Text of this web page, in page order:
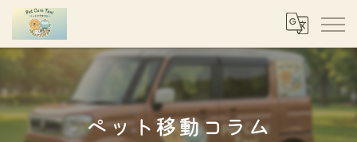
ペット移動コラム